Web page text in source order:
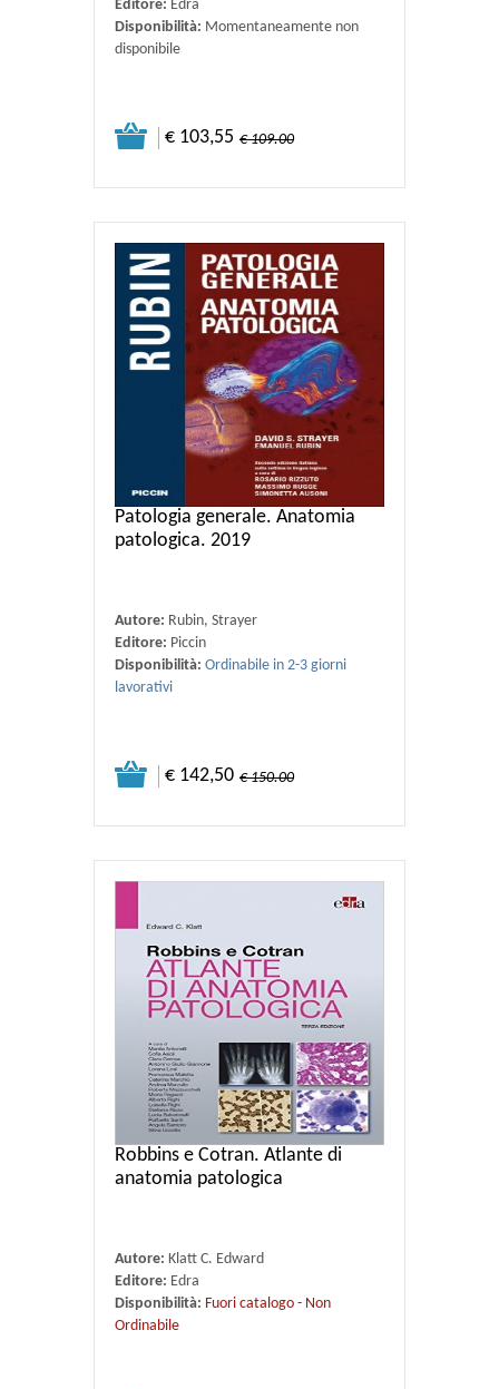
Editore: Edra
Disponibilità: Momentaneamente non
disponibile
€ 103,55 € 109.00
Patologia generale. Anatomia
patologica. 2019
Autore: Rubin, Strayer
Editore: Piccin
Disponibilità: Ordinabile in 2-3 giorni
lavorativi
€ 142,50 € 150.00
Robbins e Cotran. Atlante di
anatomia patologica
Autore: Klatt C. Edward
Editore: Edra
Disponibilità: Fuori catalogo - Non
Ordinabile